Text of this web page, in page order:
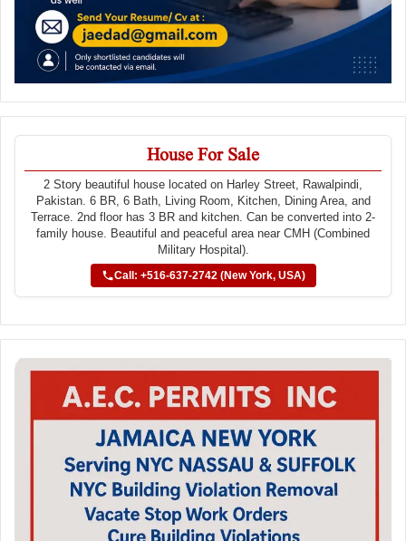
House For Sale
2 Story beautiful house located on Harley Street, Rawalpindi,
Pakistan. 6 BR, 6 Bath, Living Room, Kitchen, Dining Area, and
Terrace. 2nd floor has 3 BR and kitchen. Can be converted into 2-
family house. Beautiful and peaceful area near CMH (Combined
Military Hospital).
Call: +516-637-2742 (New York, USA)